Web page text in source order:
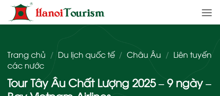
qua
nội
Trang chủ / Du lịch quốc tế / Châu Âu / Liên tuyến
các nước
Tour Tây Âu Chất Lượng 2025 – 9 ngày –